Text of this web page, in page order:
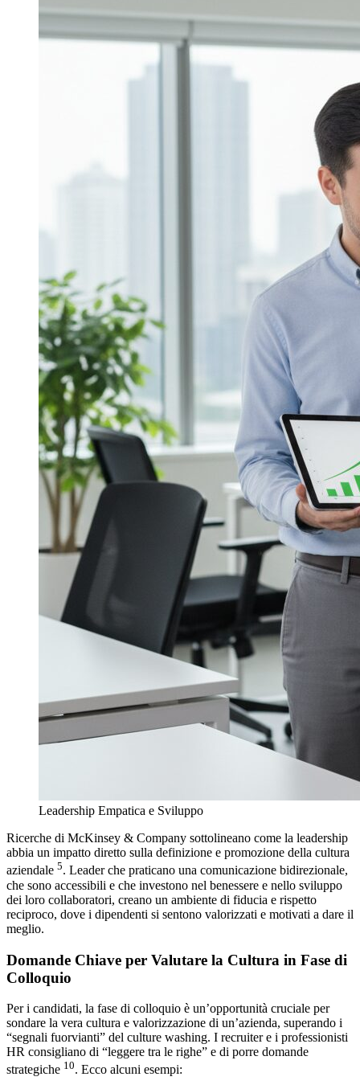
Leadership Empatica e Sviluppo
Ricerche di McKinsey & Company sottolineano come la leadership
abbia un impatto diretto sulla definizione e promozione della cultura
aziendale 5. Leader che praticano una comunicazione bidirezionale,
che sono accessibili e che investono nel benessere e nello sviluppo
dei loro collaboratori, creano un ambiente di fiducia e rispetto
reciproco, dove i dipendenti si sentono valorizzati e motivati a dare il
meglio.
Domande Chiave per Valutare la Cultura in Fase di
Colloquio
Per i candidati, la fase di colloquio è un’opportunità cruciale per
sondare la vera cultura e valorizzazione di un’azienda, superando i
“segnali fuorvianti” del culture washing. I recruiter e i professionisti
HR consigliano di “leggere tra le righe” e di porre domande
strategiche 10. Ecco alcuni esempi: